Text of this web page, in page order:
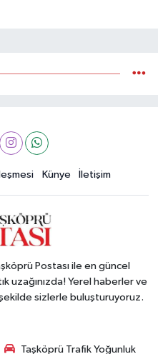
Künye İletişim
Postası ile en güncel
uzağınızda! Yerel haberler ve
sizlerle buluşturuyoruz.
Taşköprü Trafik Yoğunluk